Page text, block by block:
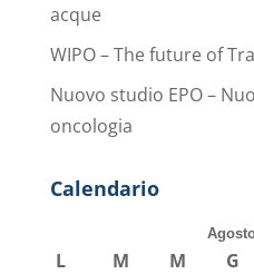
acque
WIPO – The future of
Nuovo studio EPO –
oncologia
Calendario
L M M G